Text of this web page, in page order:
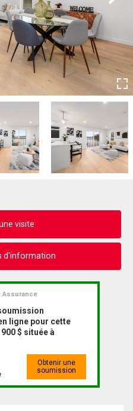
visite
d'information
Assurance
ligne pour cette
$ située à
Obtenir une
soumission